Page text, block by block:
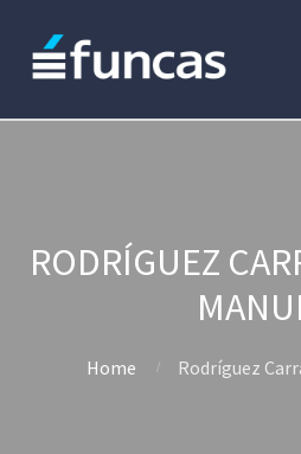
RODRÍGUEZ
Home Rodríguez